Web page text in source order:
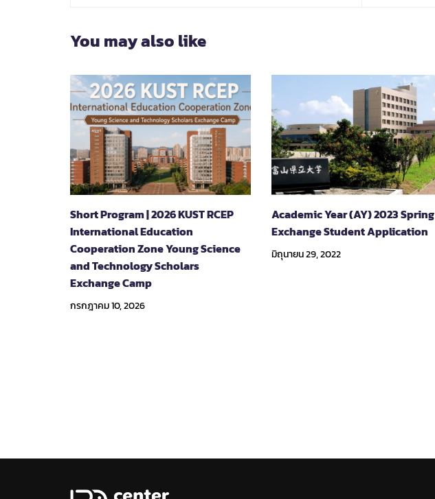
You may also like
Short Program | 2026 KUST RCEP
International Education
Cooperation Zone Young Science
and Technology Scholars
Exchange Camp
กรกฎาคม 10, 2026
Academic Year (AY) 2023 Spring
Exchange Student Application
มิถุนายน 29, 2022